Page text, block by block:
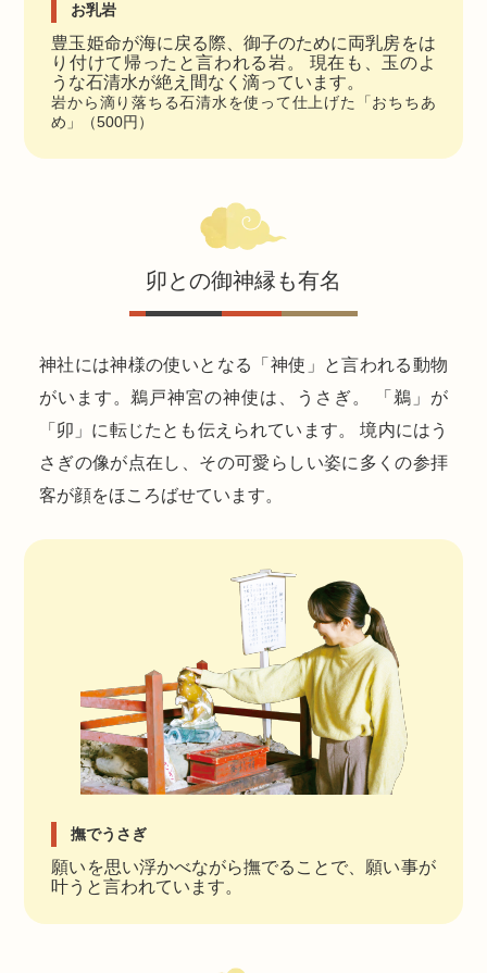
お乳岩
豊玉姫命が海に戻る際、御子のために両乳房をは
り付けて帰ったと言われる岩。 現在も、玉のよ
うな石清水が絶え間なく滴っています。
岩から滴り落ちる石清水を使って仕上げた「おちちあ
め」（500円）
卯との御神縁も有名
神社には神様の使いとなる「神使」と言われる動物
がいます。鵜戸神宮の神使は、うさぎ。 「鵜」が
「卯」に転じたとも伝えられています。 境内にはう
さぎの像が点在し、その可愛らしい姿に多くの参拝
客が顔をほころばせています。
撫でうさぎ
願いを思い浮かべながら撫でることで、願い事が
叶うと言われています。